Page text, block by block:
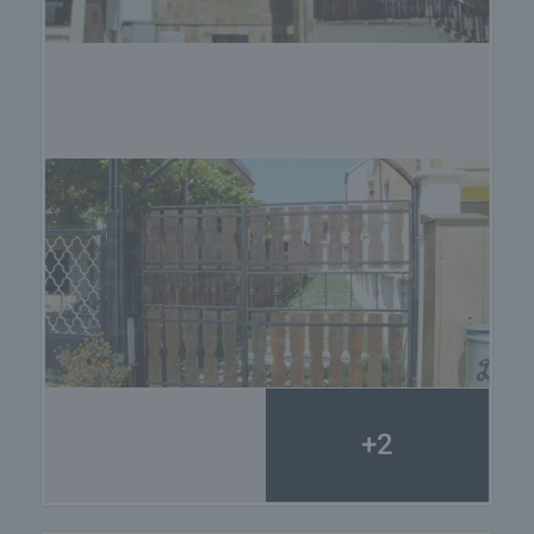
Инфраструктура- озеленени площи и каменни
пътечки.
външни стени- с външна изолация
-Подови настилки- във всички стаи настилките
са с ламинат,а на терасата- гранитогрес
-Баня и тоалетна- напълно оборудвана баня и
тоалетна- облицовани с плочки
РЕЗЕРВАЦИЯ И КОМИСИОННА ЗА АГЕНЦИЯТА
2000 Евро, платим в брой, с кредитна карта
+2